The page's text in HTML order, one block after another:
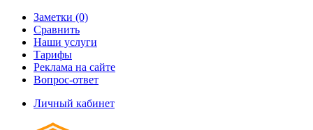
Заметки (0)
Сравнить
Наши услуги
Тарифы
Реклама на сайте
Вопрос-ответ
Личный кабинет